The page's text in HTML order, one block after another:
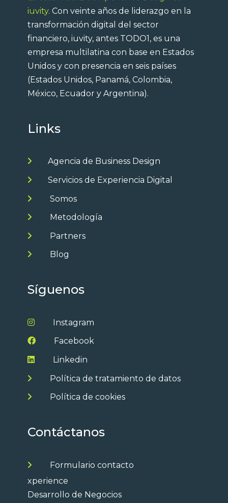
iuvity. Con veinte años de liderazgo en la
transformación digital del sector
financiero, iuvity, antes TODO1, es una
empresa multilatina con base en Estados
Unidos y con presencia en seis países
(Estados Unidos, Panamá, Colombia,
México, Ecuador y Argentina).
Links
Agencia de Business Design
Servicios de Experiencia Digital
Somos
Metodología
Partners
Blog
Síguenos
Instagram
Facebook
Linkedin
Política de tratamiento de datos
Política de cookies
Contáctanos
Formulario contacto
xperience
Desarrollo de Negocios